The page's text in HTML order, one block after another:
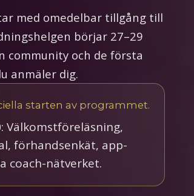
med omedelbar tillgång till
börjar 27–29
community och de första
anmäler dig.
starten av programmet.
Välkomstföreläsning,
förhandsenkät, app-
coach-nätverket.